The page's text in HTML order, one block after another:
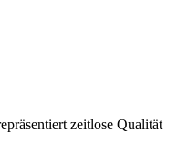
zeitlose Qualität